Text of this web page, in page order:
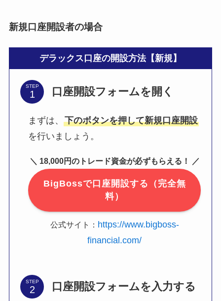
新規口座開設者の場合
デラックス口座の開設方法【新規】
STEP 口座開設フォームを開く
まずは、下のボタンを押して新規口座開設
を行いましょう。
＼ 18,000円のトレード資金が必ずもらえる！ ／
BigBossで口座開設する（完全無
料）
公式サイト： https://www.bigboss-
financial.com/
STEP 口座開設フォームを入力する